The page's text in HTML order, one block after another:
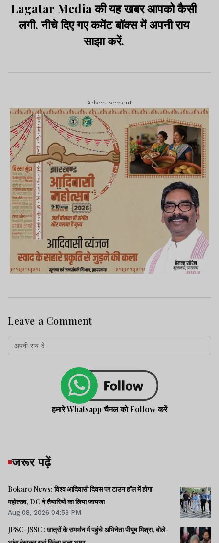
Lagatar Media की यह खबर आपको कैसी
लगी. नीचे दिए गए कमेंट बॉक्स में अपनी राय
साझा करें.
Advertisement
Leave a Comment
हमारे Whatsapp चैनल को Follow करें
जरूर पढ़ें
Bokaro News: विश्व आदिवासी दिवस पर टाउन हॉल में होगा
महोत्सव, DC ने तैयारियों का लिया जायजा
Aug 08, 2026 04:53 PM
JPSC-JSSC : छात्रों के समर्थन में पहुंचे अभिनेता पीयूष मिश्रा, बोले-